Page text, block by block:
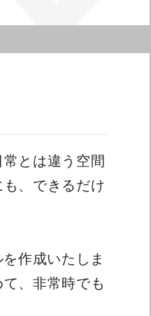
とは違う空間
、できるだけ
作成いたしま
、非常時でも